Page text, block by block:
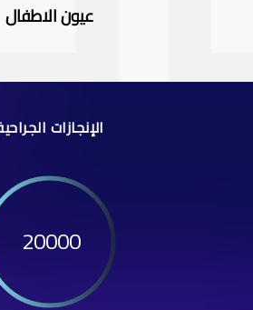
عيون الاطفال
الإنجازات
20000